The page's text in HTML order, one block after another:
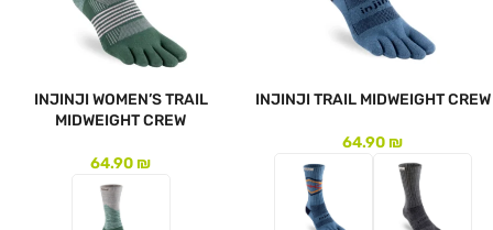
INJINJI TRAIL MIDWEIGHT CREW
64.90₪
INJINJI WOMEN’S TRAIL
MIDWEIGHT CREW
64.90₪